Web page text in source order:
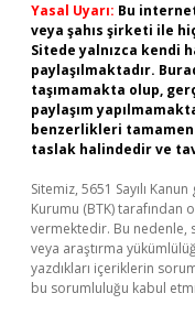
Yasal Uyarı: Bu
veya şahıs şirketi ile
Sitede yalnızca kendi
paylaşılmaktadır.
taşımamakta olup,
paylaşım
benzerlikleri
taslak halindedir ve
Sitemiz, 5651 Sayılı
Kurumu (BTK) tarafından
vermektedir. Bu
veya araştırma
yazdıkları içeriklerin
bu sorumluluğu kabul